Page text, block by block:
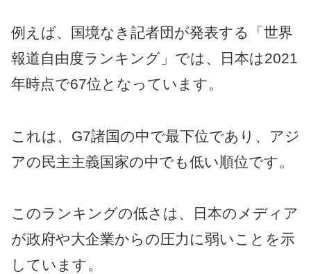
例えば、国境なき記者団が発表する「世界
報道自由度ランキング」では、日本は2021
年時点で67位となっています。
これは、G7諸国の中で最下位であり、アジ
アの民主主義国家の中でも低い順位です。
このランキングの低さは、日本のメディア
が政府や大企業からの圧力に弱いことを示
しています。